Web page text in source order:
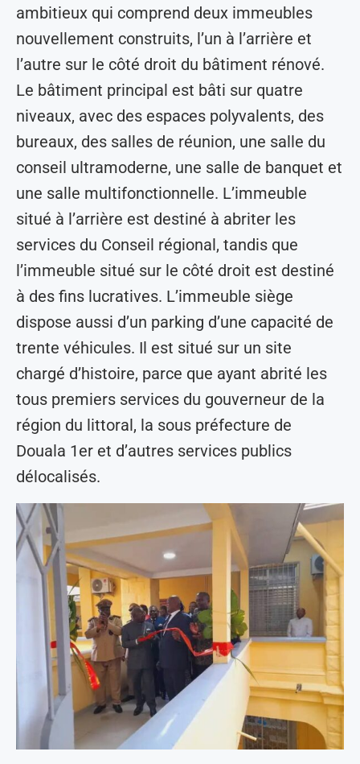
ambitieux qui comprend deux immeubles
nouvellement construits, l’un à l’arrière et
l’autre sur le côté droit du bâtiment rénové.
Le bâtiment principal est bâti sur quatre
niveaux, avec des espaces polyvalents, des
bureaux, des salles de réunion, une salle du
conseil ultramoderne, une salle de banquet et
une salle multifonctionnelle. L’immeuble
situé à l’arrière est destiné à abriter les
services du Conseil régional, tandis que
l’immeuble situé sur le côté droit est destiné
à des fins lucratives. L’immeuble siège
dispose aussi d’un parking d’une capacité de
trente véhicules. Il est situé sur un site
chargé d’histoire, parce que ayant abrité les
tous premiers services du gouverneur de la
région du littoral, la sous préfecture de
Douala 1er et d’autres services publics
délocalisés.